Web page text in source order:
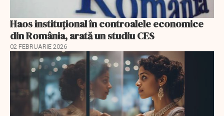
Haos instituțional în controalele economice
din România, arată un studiu CES
02 FEBRUARIE 2026